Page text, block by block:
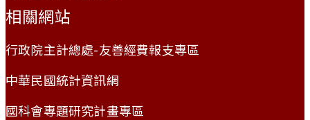
相關網站
行政院主計總處-友善經費報支專區
中華民國統計資訊網
國科會專題研究計畫專區